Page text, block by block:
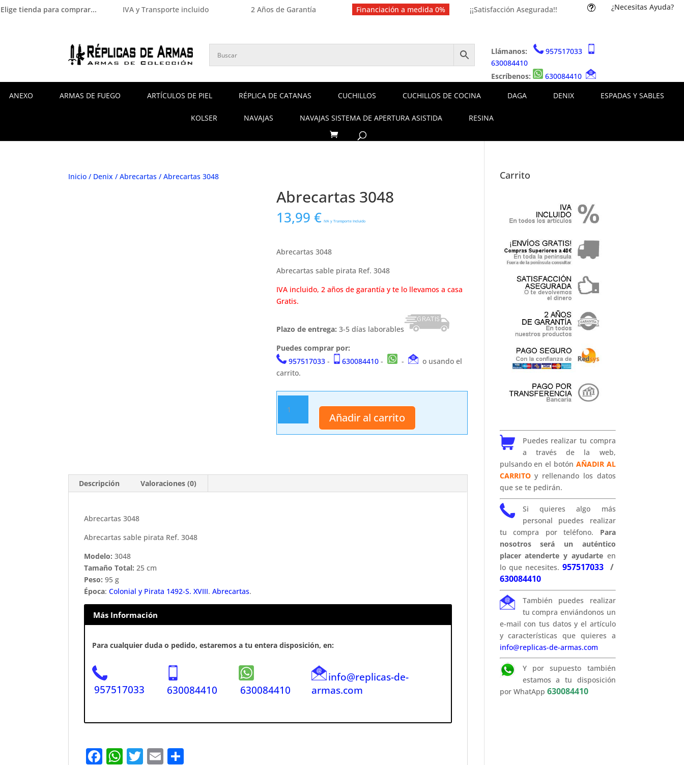
Elige tienda para comprar... IVA y Transporte incluido 2 Años de Garantía Financiación a medida 0% ¡¡Satisfacción Asegurada!! t ¿Necesitas Ayuda?
Llámanos:
957517033
630084410
Escríbenos:
630084410
ANEXO ARMAS DE FUEGO ARTÍCULOS DE PIEL RÉPLICA DE CATANAS CUCHILLOS CUCHILLOS DE COCINA DAGA DENIX ESPADAS Y SABLES
KOLSER NAVAJAS NAVAJAS SISTEMA DE APERTURA ASISTIDA RESINA
Inicio / Denix /Abrecartas / Abrecartas 3048
Abrecartas 3048
13,99 € IVA y Transporte Incluido
Abrecartas 3048
Abrecartas sable pirata Ref. 3048
IVA incluido, 2 años de garantía y te lo llevamos a casa
Gratis.
Plazo de entrega: 3-5 días laborables
Puedes comprar por:
957517033- 630084410- -
o usando el
carrito.
3048
cantidad
Añadir al carrito
Descripción Valoraciones (0)
Abrecartas 3048
Abrecartas sable pirata Ref. 3048
Modelo: 3048
Tamaño Total: 25 cm
Peso: 95 g
Época:Colonial y Pirata 1492-S. XVIII.Abrecartas.
Más Información
Para cualquier duda o pedido, estaremos a tu entera disposición, en:
957517033 630084410 630084410
info@replicas-de-
armas.com
F W T E
Carrito
Puedes realizar tu compra
a través de la web,
pulsando en el botón AÑADIR AL
CARRITOy rellenando los datos
que se te pedirán.
Si quieres algo más
personal puedes realizar
tu compra por teléfono. Para
nosotros será un auténtico
placer atenderte y ayudarteen
lo que necesites.957517033 /
630084410
También puedes realizar
tu compra enviándonos un
e-mail con tus datos y el artículo
y características que quieres a
info@replicas-de-armas.com
Y por supuesto también
estamos a tu disposición
por WhatApp 630084410